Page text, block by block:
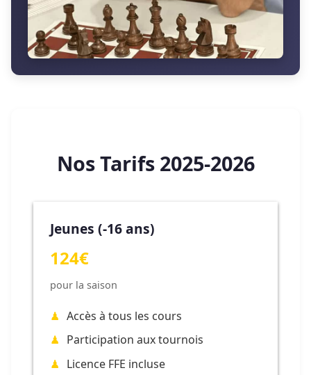
Nos Tarifs 2025-2026
Jeunes (-16 ans)
124€
pour la saison
Accès à tous les cours
Participation aux tournois
Licence FFE incluse